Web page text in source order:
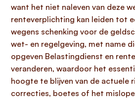
want het niet naleven van deze
renteverplichting kan leiden tot
wegens schenking voor de
wet- en regelgeving, met name
opgeven Belastingdienst en
veranderen, waardoor het
hoogte te blijven van de actuele
correcties, boetes of het